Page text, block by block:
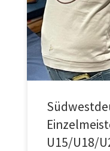
Nach der Qualifikation
Einzelmeisterschaften
Am Samstag startete
und U21. Er hatte 2
leider an diesem Tag
U15/U18/